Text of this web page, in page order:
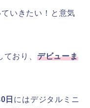
いきたい！と意気
おり、 デビューま
日 にはデジタルミニ